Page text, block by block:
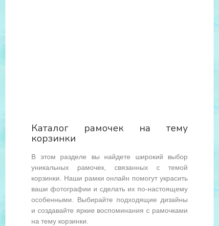
Каталог рамочек на тему
корзинки
В этом разделе вы найдете широкий выбор
уникальных рамочек, связанных с темой
корзинки. Наши рамки онлайн помогут украсить
ваши фотографии и сделать их по-настоящему
особенными. Выбирайте подходящие дизайны
и создавайте яркие воспоминания с рамочками
на тему корзинки.